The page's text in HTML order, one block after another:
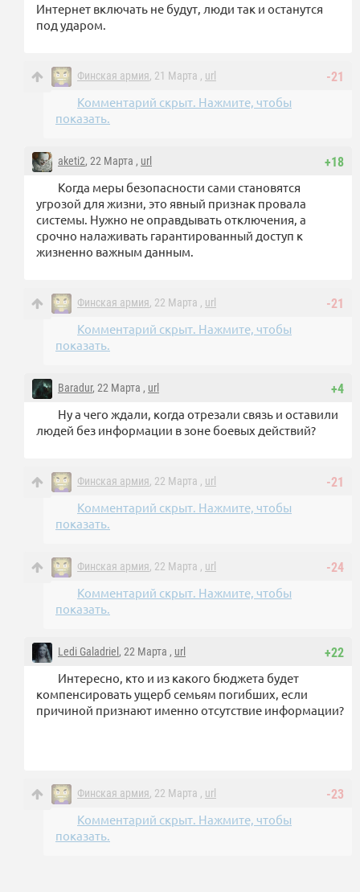
Интернет включать не будут, люди так и останутся
под ударом.
-21
Финская армия, 21 Марта , url
Комментарий скрыт. Нажмите, чтобы
показать.
+18
aketi2, 22 Марта , url
Когда меры безопасности сами становятся
угрозой для жизни, это явный признак провала
системы. Нужно не оправдывать отключения, а
срочно налаживать гарантированный доступ к
жизненно важным данным.
-21
Финская армия, 22 Марта , url
Комментарий скрыт. Нажмите, чтобы
показать.
+4
Baradur, 22 Марта , url
Ну а чего ждали, когда отрезали связь и оставили
людей без информации в зоне боевых действий?
-21
Финская армия, 22 Марта , url
Комментарий скрыт. Нажмите, чтобы
показать.
-24
Финская армия, 22 Марта , url
Комментарий скрыт. Нажмите, чтобы
показать.
+22
Ledi Galadriel , 22 Марта , url
Интересно, кто и из какого бюджета будет
компенсировать ущерб семьям погибших, если
причиной признают именно отсутствие информации?
-23
Финская армия, 22 Марта , url
Комментарий скрыт. Нажмите, чтобы
показать.